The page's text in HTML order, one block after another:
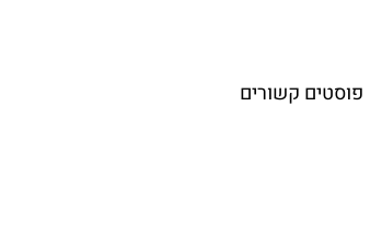
פוסטים קשורים